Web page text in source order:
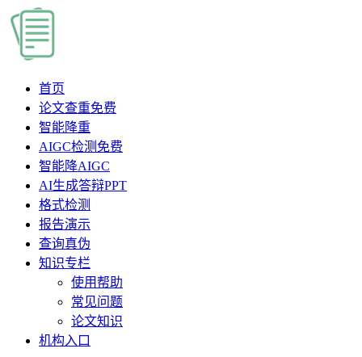
首页
论文查重免费
智能降重
AIGC检测 免费
智能降AIGC
AI生成答辩PPT
格式检测
报告演示
查询真伪
知识专栏
使用帮助
常见问题
论文知识
机构入口